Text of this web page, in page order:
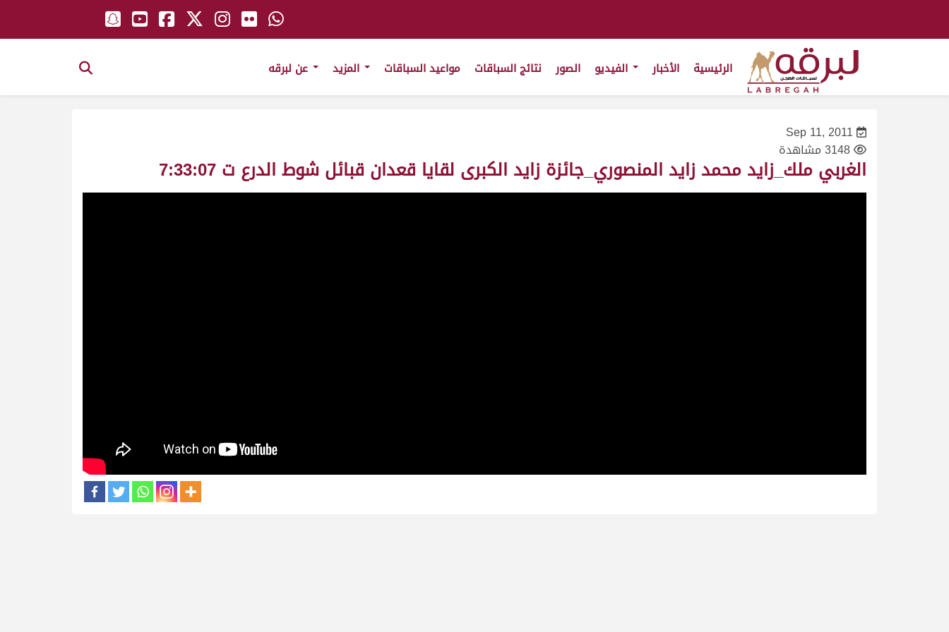
الرئيسية الأخبار الصور نتائج السباقات مواعيد السباقات
Sep 11, 2011
3148 مشاهدة
الغربي ملك_زايد محمد زايد المنصوري_جائزة زايد الكبرى لقايا قعدان قبائل شوط الدرع ت 7:33:07